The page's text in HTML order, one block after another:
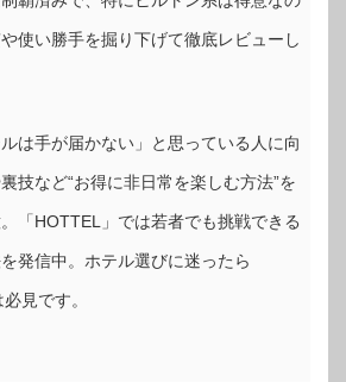
使い勝手を掘り下げて徹底レビューし
ルは手が届かない」と思っている人に向
技など“お得に非日常を楽しむ方法”を
「HOTTEL」では若者でも挑戦できる
発信中。ホテル選びに迷ったら
見です。